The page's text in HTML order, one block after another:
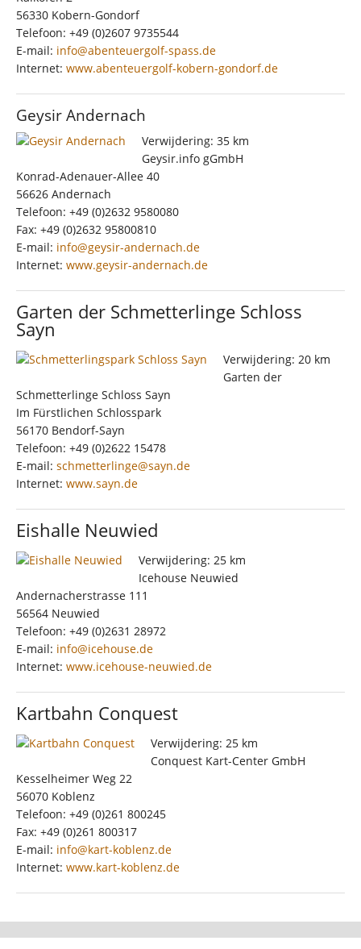
56330 Kobern-Gondorf
Telefoon: +49 (0)2607 9735544
E-mail: info@abenteuergolf-spass.de
Internet: www.abenteuergolf-kobern-gondorf.de
Geysir Andernach
Verwijdering: 35 km
Geysir.info gGmbH
Konrad-Adenauer-Allee 40
56626 Andernach
Telefoon: +49 (0)2632 9580080
Fax: +49 (0)2632 95800810
E-mail: info@geysir-andernach.de
Internet: www.geysir-andernach.de
Garten der Schmetterlinge Schloss
Sayn
Verwijdering: 20 km
Garten der
Schmetterlinge Schloss Sayn
Im Fürstlichen Schlosspark
56170 Bendorf-Sayn
Telefoon: +49 (0)2622 15478
E-mail: schmetterlinge@sayn.de
Internet: www.sayn.de
Eishalle Neuwied
Verwijdering: 25 km
Icehouse Neuwied
Andernacherstrasse 111
56564 Neuwied
Telefoon: +49 (0)2631 28972
E-mail: info@icehouse.de
Internet: www.icehouse-neuwied.de
Kartbahn Conquest
Verwijdering: 25 km
Conquest Kart-Center GmbH
Kesselheimer Weg 22
56070 Koblenz
Telefoon: +49 (0)261 800245
Fax: +49 (0)261 800317
E-mail: info@kart-koblenz.de
Internet: www.kart-koblenz.de